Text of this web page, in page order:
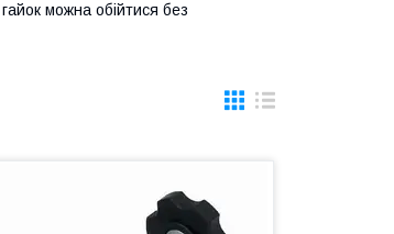
можна обійтися без